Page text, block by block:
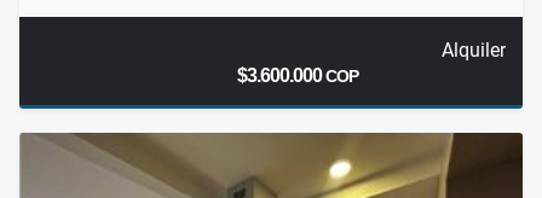
Alquiler
$3.600.000COP